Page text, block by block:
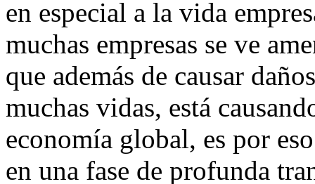
en especial a la vida
muchas empresas se ve
que además de causar
muchas vidas, está
economía global, es por
en una fase de profunda